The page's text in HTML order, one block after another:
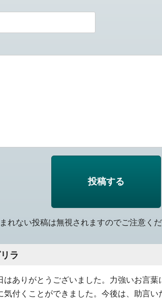
れない投稿は無視されますのでご注意く
ラ
はありがとうございました。力強いお言葉
気付くことができました。今後は、助言い